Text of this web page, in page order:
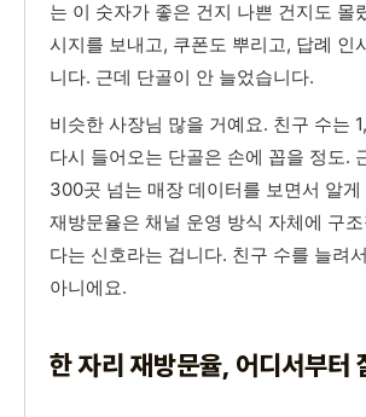
는 이 숫자가 좋은 건지 나쁜 건지도 몰
시지를 보내고, 쿠폰도 뿌리고, 답례 인
니다. 근데 단골이 안 늘었습니다.
비슷한 사장님 많을 거예요. 친구 수는
다시 들어오는 단골은 손에 꼽을 정도.
300곳 넘는 매장 데이터를 보면서 알게
재방문율은 채널 운영 방식 자체에 구
다는 신호라는 겁니다. 친구 수를 늘려
아니에요.
한 자리 재방문율, 어디서부터